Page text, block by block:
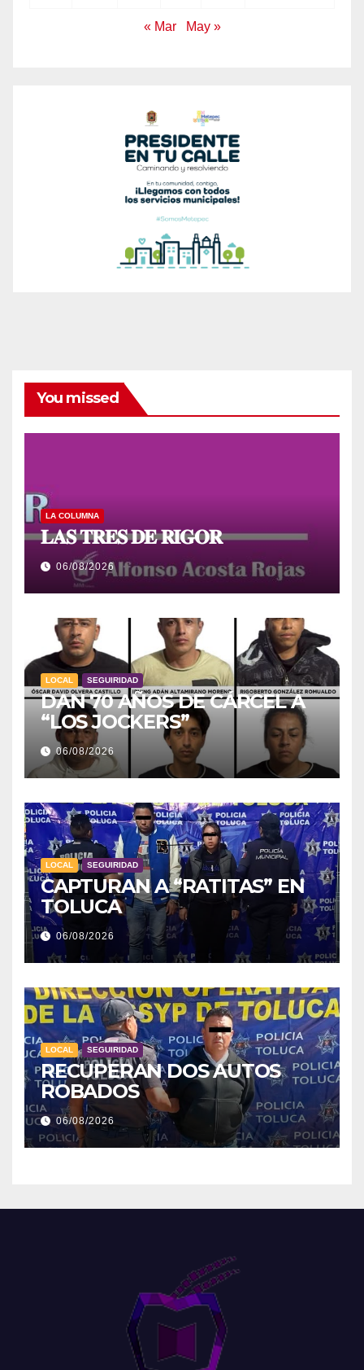
« Mar May »
You missed
LA COLUMNA
𝐋𝐀𝐒 𝐓𝐑𝐄𝐒 𝐃𝐄 𝐑𝐈𝐆𝐎𝐑
06/08/2026
LOCAL SEGUIRIDAD
DAN 70 AÑOS DE CÁRCEL A
“LOS JOCKERS”
06/08/2026
LOCAL SEGUIRIDAD
CAPTURAN A “RATITAS” EN
TOLUCA
06/08/2026
LOCAL SEGUIRIDAD
RECUPERAN DOS AUTOS
ROBADOS
06/08/2026